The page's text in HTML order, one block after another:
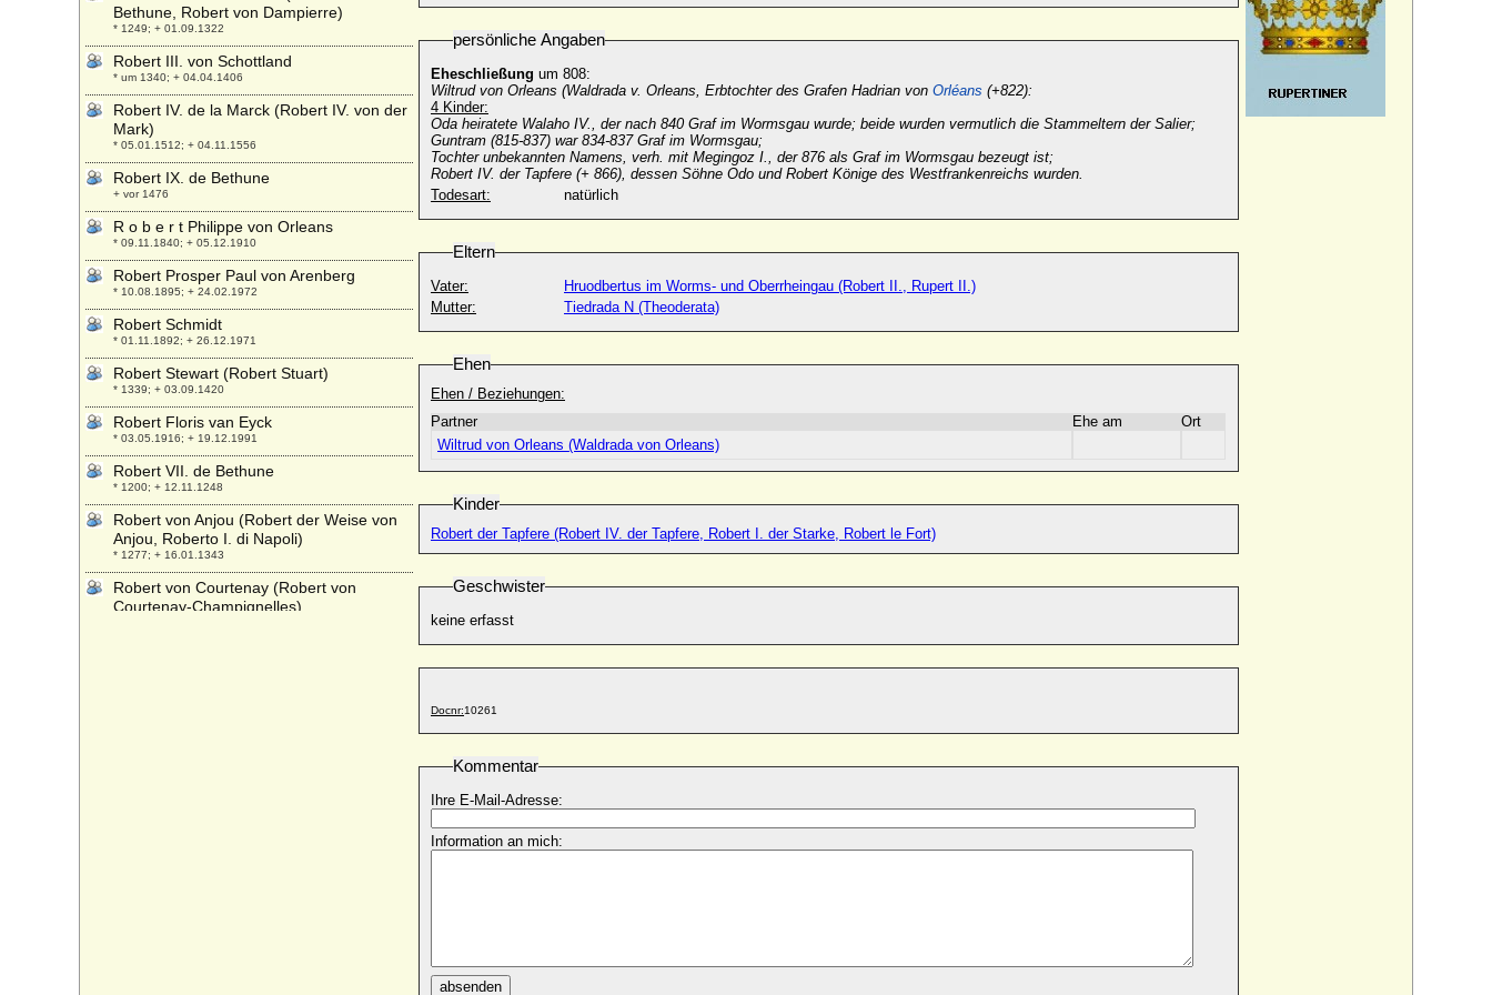
persönliche Angaben
Eheschließung um 808:
Wiltrud von Orleans (Waldrada v. Orleans, Erbtochter des Grafen Hadrian von Orléans (+822):
4 Kinder:
Oda heiratete Walaho IV., der nach 840 Graf im Wormsgau wurde; beide wurden vermutlich die Stammeltern der Salier;
Guntram (815-837) war 834-837 Graf im Wormsgau;
Tochter unbekannten Namens, verh. mit Megingoz I., der 876 als Graf im Wormsgau bezeugt ist;
Robert IV. der Tapfere (+ 866), dessen Söhne Odo und Robert Könige des Westfrankenreichs wurden.
Todesart:
natürlich
Eltern
Vater:
Hruodbertus im Worms- und Oberrheingau (Robert II., Rupert II.)
Mutter:
Tiedrada N (Theoderata)
Ehen
Ehen / Beziehungen:
Partner
Ehe am
Ort
Wiltrud von Orleans (Waldrada von Orleans)
Kinder
Robert der Tapfere (Robert IV. der Tapfere, Robert I. der Starke, Robert le Fort)
Geschwister
keine erfasst
Docnr:10261
Kommentar
Ihre E-Mail-Adresse:
Information an mich:
absenden
Bethune, Robert von Dampierre)
* 1249; + 01.09.1322
Robert III. von Schottland
* um 1340; + 04.04.1406
Robert IV. de la Marck (Robert IV. von der
Mark)
* 05.01.1512; + 04.11.1556
Robert IX. de Bethune
+ vor 1476
R o b e r t Philippe von Orleans
* 09.11.1840; + 05.12.1910
Robert Prosper Paul von Arenberg
* 10.08.1895; + 24.02.1972
Robert Schmidt
* 01.11.1892; + 26.12.1971
Robert Stewart (Robert Stuart)
* 1339; + 03.09.1420
Robert Floris van Eyck
* 03.05.1916; + 19.12.1991
Robert VII. de Bethune
* 1200; + 12.11.1248
Robert von Anjou (Robert der Weise von
Anjou, Roberto I. di Napoli)
* 1277; + 16.01.1343
Robert von Courtenay (Robert von
Courtenay-Champignelles)